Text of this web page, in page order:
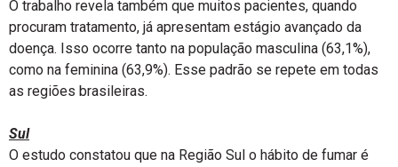
O trabalho revela também que muitos pacientes, quando
procuram tratamento, já apresentam estágio avançado da
doença. Isso ocorre tanto na população masculina (63,1%),
como na feminina (63,9%). Esse padrão se repete em todas
as regiões brasileiras.
Sul
O estudo constatou que na Região Sul o hábito de fumar é